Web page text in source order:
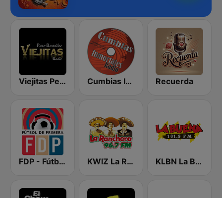
Viejitas Pero Bonitas Radio Cumbias Inmortales Radio Recuerda
FDP - Fútbol de Primera KWIZ La Ranchera 96.7 FM (US Only) KLBN La Buena 101.9 FM